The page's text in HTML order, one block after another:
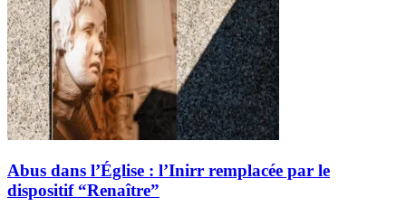
Abus dans l’Église : l’Inirr remplacée par le
dispositif “Renaître”